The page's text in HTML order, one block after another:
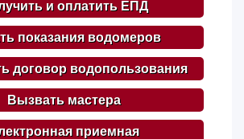
и оплатить ЕПД
показания водомеров
договор водопользования
Вызвать мастера
приемная